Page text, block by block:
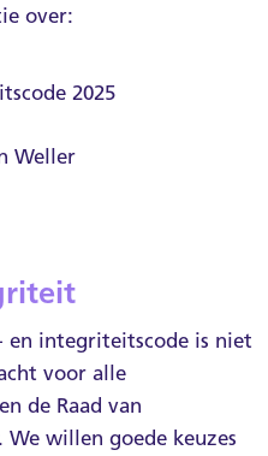
over:
2025
Weller
en integriteitscode is niet
voor alle
de Raad van
We willen goede keuzes